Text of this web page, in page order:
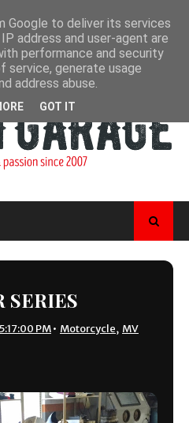
SERIES
5:17:00 PM• Motorcycle, MV
Google to deliver its services
address and user-agent are
performance and security
service, generate usage
address abuse.
GOT IT